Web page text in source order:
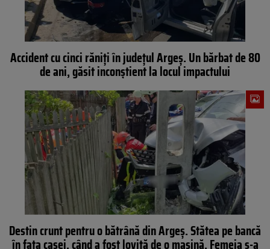
Accident cu cinci răniți în județul Argeș. Un bărbat de 80
de ani, găsit inconștient la locul impactului
Destin crunt pentru o bătrână din Argeș. Stătea pe bancă
în fața casei, când a fost lovită de o mașină. Femeia s-a